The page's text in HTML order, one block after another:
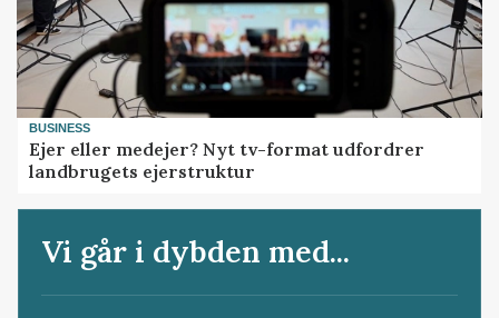
BUSINESS
Ejer eller medejer? Nyt tv-format udfordrer
landbrugets ejerstruktur
Vi går i dybden med...